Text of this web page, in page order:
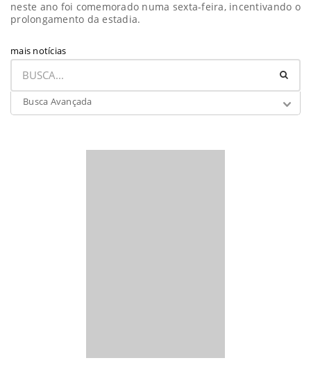
neste ano foi comemorado numa sexta-feira, incentivando o
prolongamento da estadia.
mais notícias
Busca Avançada